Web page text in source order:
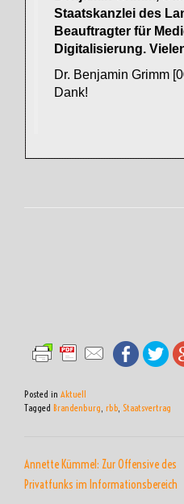
Staatskanzlei des
Beauftragter für
Digitalisierung.
Dr. Benjamin Grimm
Dank!
Posted in Aktuell
Tagged Brandenburg, rbb, Staatsvertrag
Annette Kümmel: Zur Offensive des
Privatfunks im Informationsbereich